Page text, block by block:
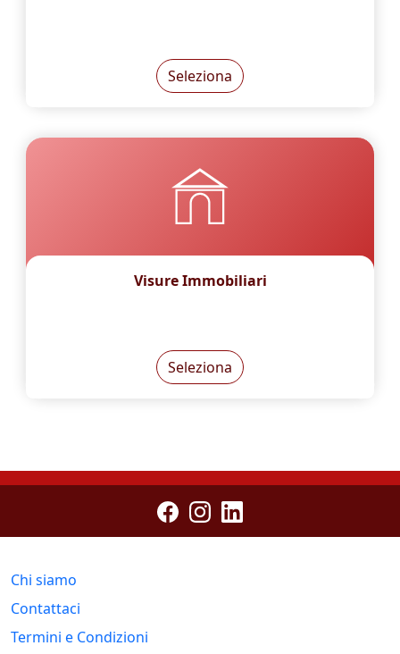
Seleziona
Visure Immobiliari
Seleziona
Chi siamo
Contattaci
Termini e Condizioni